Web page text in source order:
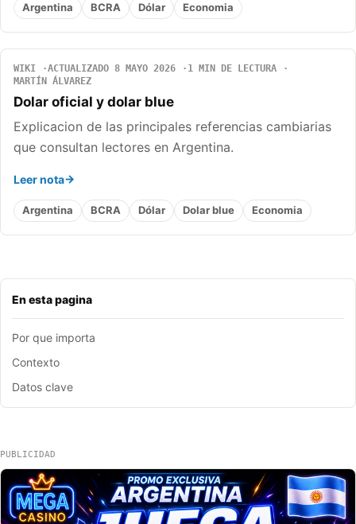
En esta pagina
Por que importa
Contexto
Datos clave
Argentina BCRA Dólar Economia
WIKI ACTUALIZADO 8 MAYO 2026
1 MIN DE LECTURA
MARTÍN ÁLVAREZ
Dolar oficial y dolar blue
Explicacion de las principales referencias cambiarias
que consultan lectores en Argentina.
Leer nota
Argentina BCRA Dólar Dolar blue Economia
PUBLICIDAD